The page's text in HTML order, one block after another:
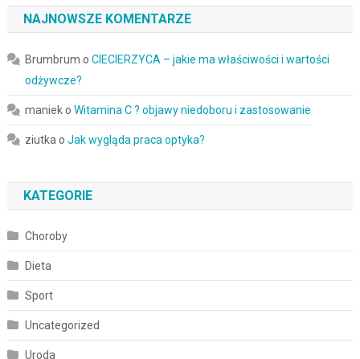
NAJNOWSZE KOMENTARZE
Brumbrum o CIECIERZYCA – jakie ma właściwości i wartości
odżywcze?
manieko Witamina C ? objawy niedoboru i zastosowanie
ziutkao Jak wygląda praca optyka?
KATEGORIE
Choroby
Dieta
Sport
Uncategorized
Uroda